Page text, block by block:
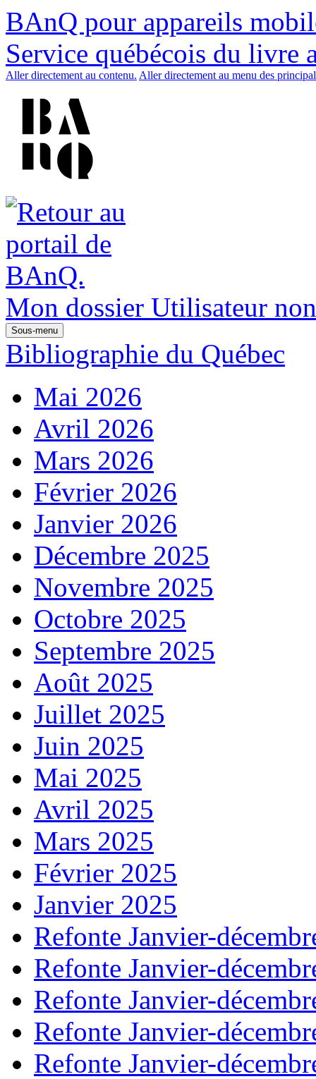
BAnQ pour appareils
Service québécois du livre
Aller directement au contenu. Aller directement au menu des
Mon dossier Utilisateur
Sous-menu
Bibliographie du Québec
Mai 2026
Avril 2026
Mars 2026
Février 2026
Janvier 2026
Décembre 2025
Novembre 2025
Octobre 2025
Septembre 2025
Août 2025
Juillet 2025
Juin 2025
Mai 2025
Avril 2025
Mars 2025
Février 2025
Janvier 2025
Refonte Janvier-
Refonte Janvier-
Refonte Janvier-
Refonte Janvier-
Refonte Janvier-